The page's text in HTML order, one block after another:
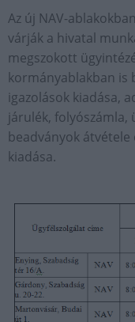
Az új NAV-
várják a hivatal
megszokott
kormányablakban is
igazolások kiadása,
járulék, folyószámla,
beadványok átvétele
kiadása.